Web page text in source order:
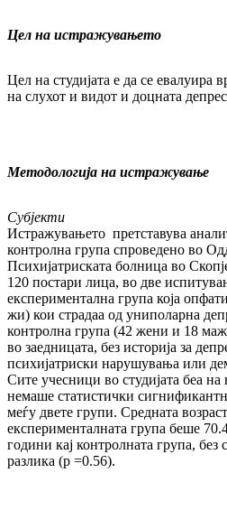
Цел на истражувањето
Цел на студијата е да се евалуира
на слухот и видот и доц­ната
Методологија на истражување
Субјекти
Истражувањето претставува
контролна група спро­ве­де­­но во
Пси­хи­јат­риската болница во
120 постари лица, во две
експериментална гру­па која
жи) кои страдаа од униполарна
контролна група (42 жени и 18
во заед­ни­цата, без историја за
психијатриски на­ру­шу­вања или
Сите учесници во студијата беа
немаше статистички
меѓу двете групи. Средната
експерименталната група беше
години кај контролната група,
разлика (p =0.56).